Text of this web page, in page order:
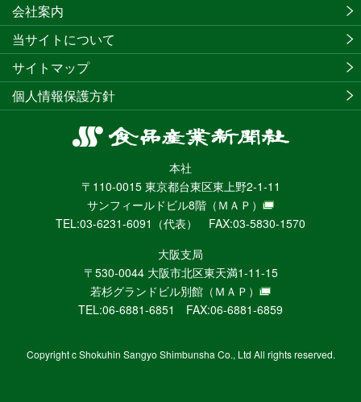
食
産
業
新
聞
社
ニ
ュ
ー
WEB
本社
〒110-0015 東京都台東区東上野2-1-11
サンフィールドビル8階 （ＭＡＰ）
TEL:03-6231-6091（代表） FAX:03-5830-1570
大阪支局
〒530-0044 大阪市北区東天満1-11-15
若杉グランドビル別館 （ＭＡＰ）
TEL:06-6881-6851 FAX:06-6881-6859
会社案内
当サイトについて
サイトマップ
個人情報保護方針
Copyright c Shokuhin Sangyo Shimbunsha Co., Ltd All rights reserved.